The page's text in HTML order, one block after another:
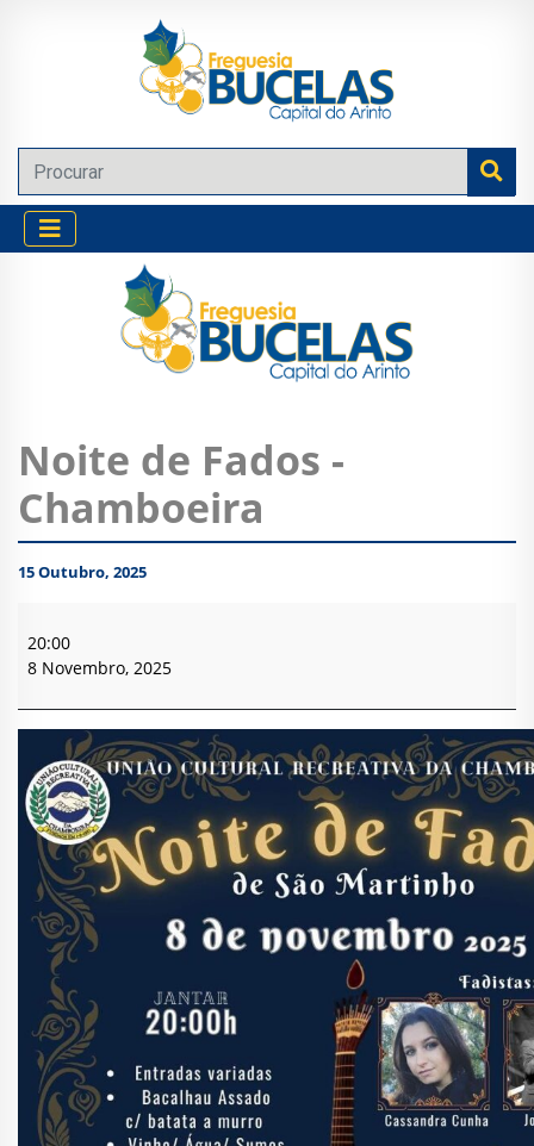
Noite de Fados -
Chamboeira
15 Outubro, 2025
de
Fados
Chamboeira
20:00
8 Novembro, 2025